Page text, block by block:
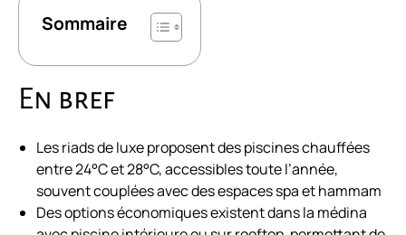
Sommaire
En bref
Les riads de luxe proposent des piscines chauffées
entre 24°C et 28°C, accessibles toute l’année,
souvent couplées avec des espaces spa et hammam
Des options économiques existent dans la médina